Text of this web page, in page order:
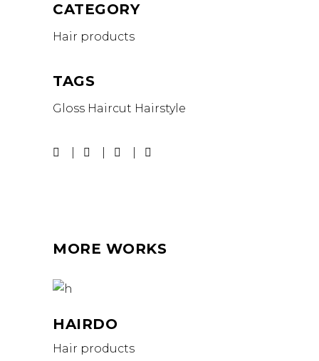
CATEGORY
Hair products
TAGS
Gloss Haircut Hairstyle
MORE WORKS
HAIRDO
Hair products